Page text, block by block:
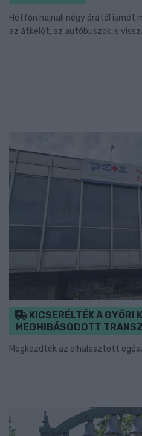
Hétfőn hajnali négy órától ismét
az átkelőt, az autóbuszok is
KICSERÉLTÉK A GYŐRI
MEGHIBÁSODOTT
Megkezdték az elhalasztott